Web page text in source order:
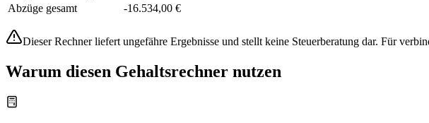
Abzüge gesamt
-16.534,00 €
Dieser Rechner liefert ungefähre Ergebnisse und stellt keine Steuerberatung dar. Für
Warum diesen Gehaltsrechner nutzen